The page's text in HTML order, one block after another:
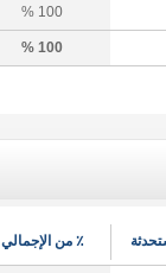
100 %
100 %
٪ من الإجمالي